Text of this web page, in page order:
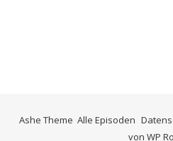
Alle Episoden
Ashe Theme
von WP